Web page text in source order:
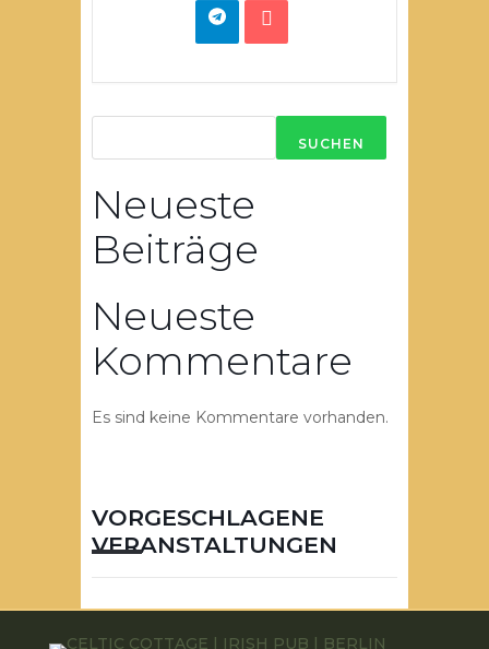
SUCHEN
Neueste
Beiträge
Neueste
Kommentare
Es sind keine Kommentare vorhanden.
VORGESCHLAGENE
VERANSTALTUNGEN